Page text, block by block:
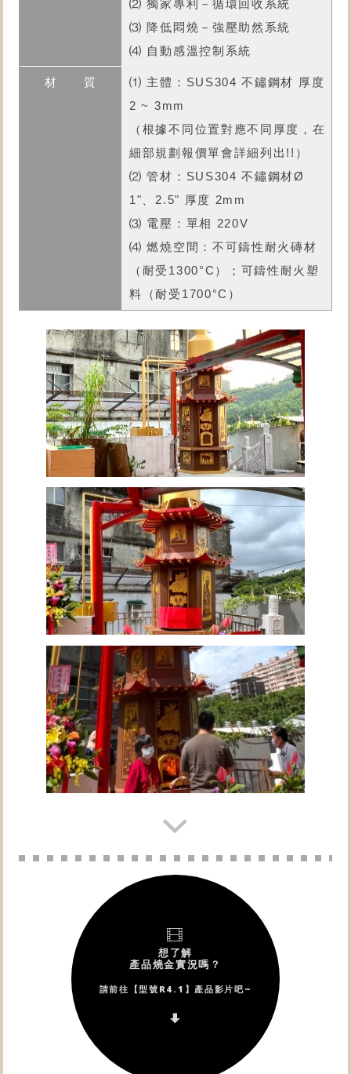
⑵ 獨家專利－循環回收系統
⑶ 降低悶燒－強壓助然系統
⑷ 自動感溫控制系統
⑴ 主體：SUS304 不鏽鋼材 厚度
2 ~ 3mm
（根據不同位置對應不同厚度，在
細部規劃報價單會詳細列出!!）
⑵ 管材：SUS304 不鏽鋼材Ø
1"、2.5" 厚度 2mm
⑶ 電壓：單相 220V
⑷ 燃燒空間：不可鑄性耐火磚材
（耐受1300°C）；可鑄性耐火塑
料（耐受1700°C）